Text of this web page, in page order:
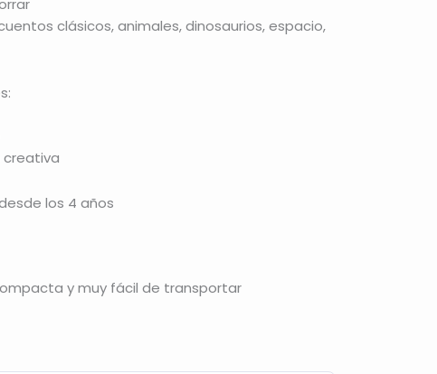
clásicos, animales, dinosaurios, espacio,
creativa
los 4 años
y muy fácil de transportar